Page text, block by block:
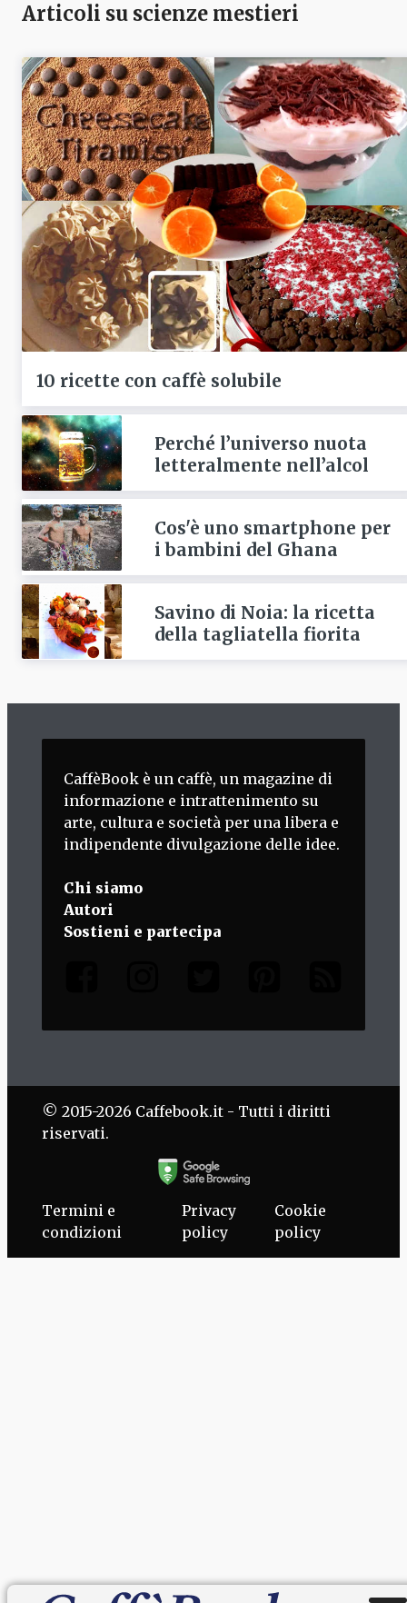
Articoli su scienze mestieri
10 ricette con caffè solubile
Perché l’universo nuota
letteralmente nell’alcol
Cos'è uno smartphone per
i bambini del Ghana
Savino di Noia: la ricetta
della tagliatella fiorita
CaffèBook è un caffè, un magazine di
informazione e intrattenimento su
arte, cultura e società per una libera e
indipendente divulgazione delle idee.
Chi siamo
Autori
Sostieni e partecipa
© 2015-2026 Caffebook.it - Tutti i diritti
riservati.
Termini e
condizioni
Privacy
policy
Cookie
policy